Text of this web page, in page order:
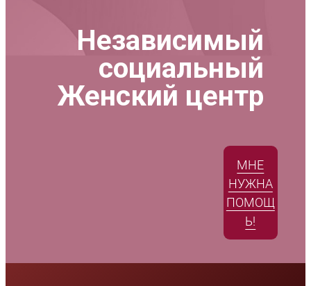
Независимый
социальный
Женский центр
МНЕ
НУЖНА
ПОМОЩ
Ь!